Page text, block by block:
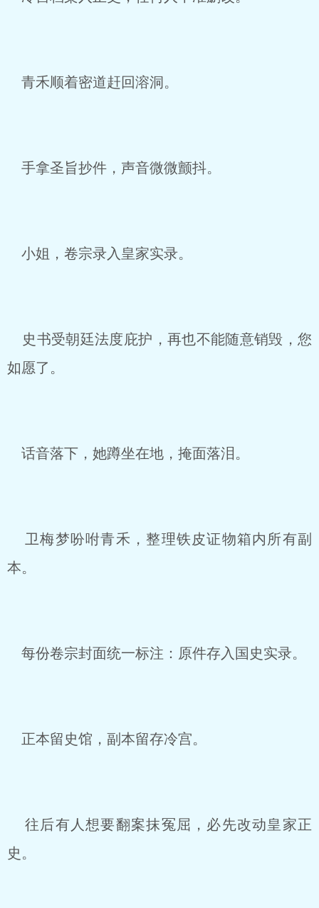
青禾顺着密道赶回溶洞。
手拿圣旨抄件，声音微微颤抖。
小姐，卷宗录入皇家实录。
史书受朝廷法度庇护，再也不能随意销毁，您
如愿了。
话音落下，她蹲坐在地，掩面落泪。
卫梅梦吩咐青禾，整理铁皮证物箱内所有副
本。
每份卷宗封面统一标注：原件存入国史实录。
正本留史馆，副本留存冷宫。
往后有人想要翻案抹冤屈，必先改动皇家正
史。